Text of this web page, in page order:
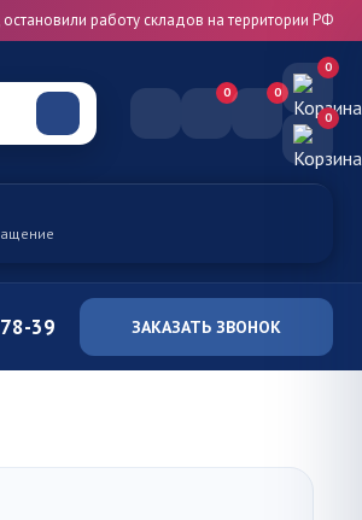
работу складов на территории РФ
0 0
0
0
39 ЗАКАЗАТЬ ЗВОНОК